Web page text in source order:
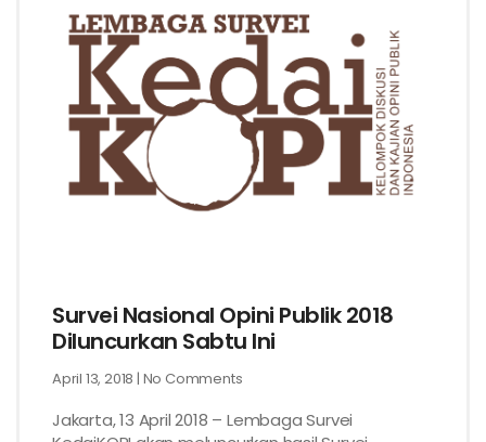
Survei Nasional Opini Publik 2018
Diluncurkan Sabtu Ini
April 13, 2018 No Comments
Jakarta, 13 April 2018 – Lembaga Survei